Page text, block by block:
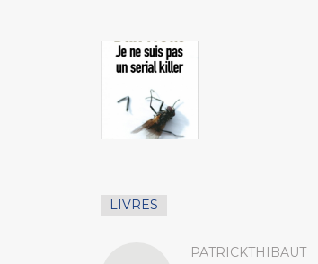
LIVRES
PATRICKTHIBAUT